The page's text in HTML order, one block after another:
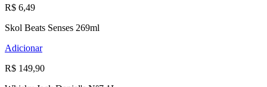
R$ 6,49
Skol Beats Senses 269ml
Adicionar
R$ 149,90